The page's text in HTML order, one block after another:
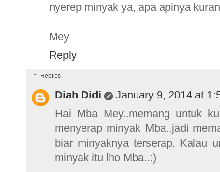
nyerep minyak ya, apa apinya
Mey
Reply
Replies
Diah Didi
January 9, 2014 at
Hai Mba Mey..memang untuk
menyerap minyak Mba..jadi
biar minyaknya terserap. Kalau
minyak itu lho Mba..:)